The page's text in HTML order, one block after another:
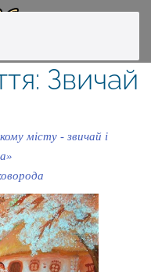
Звичай
місту - звичай і